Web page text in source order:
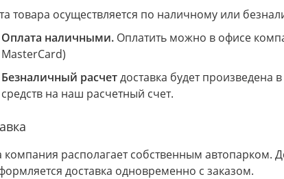
товара осуществляется по наличному или
Оплата наличными. Оплатить можно в офисе
MasterCard)
Безналичный расчетдоставка будет произведена
средств на наш расчетный счет.
располагает собственным автопарком.
доставка одновременно с заказом.